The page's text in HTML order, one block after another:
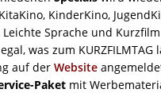
KinderKino,
Sprache und Kurzfilm
was zum KURZFILMTAG
auf der Website
Paket mit